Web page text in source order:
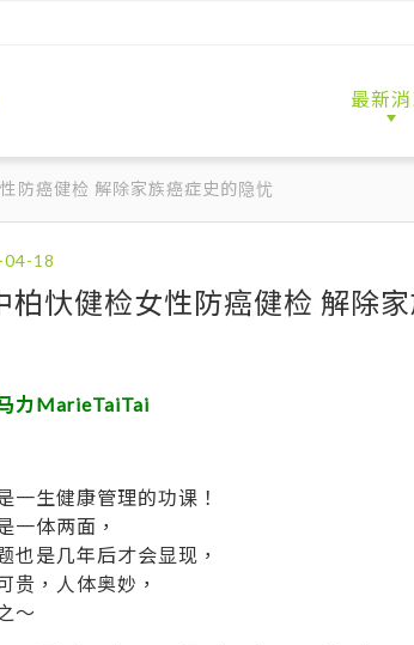
最新消
媒
健
医
防癌健检 解除家族癌症史的隐忧
柏忕健检女性防癌健检 解除
力MarieTaiTai
一生健康管理的功课！
一体两面，
也是几年后才会显现，
贵，人体奥妙，
～